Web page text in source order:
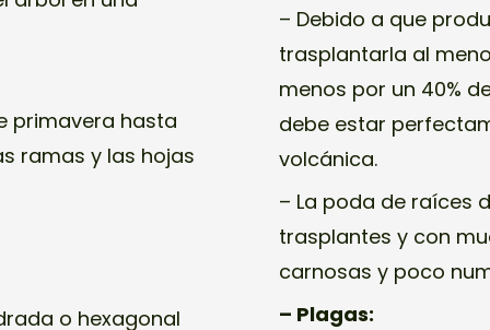
primavera hasta
ramas y las hojas
o hexagonal
– Debido a que
trasplantarla al
menos por un 40%
debe estar
volcánica.
– La poda de raíces
trasplantes y con
carnosas y poco
– Plagas: